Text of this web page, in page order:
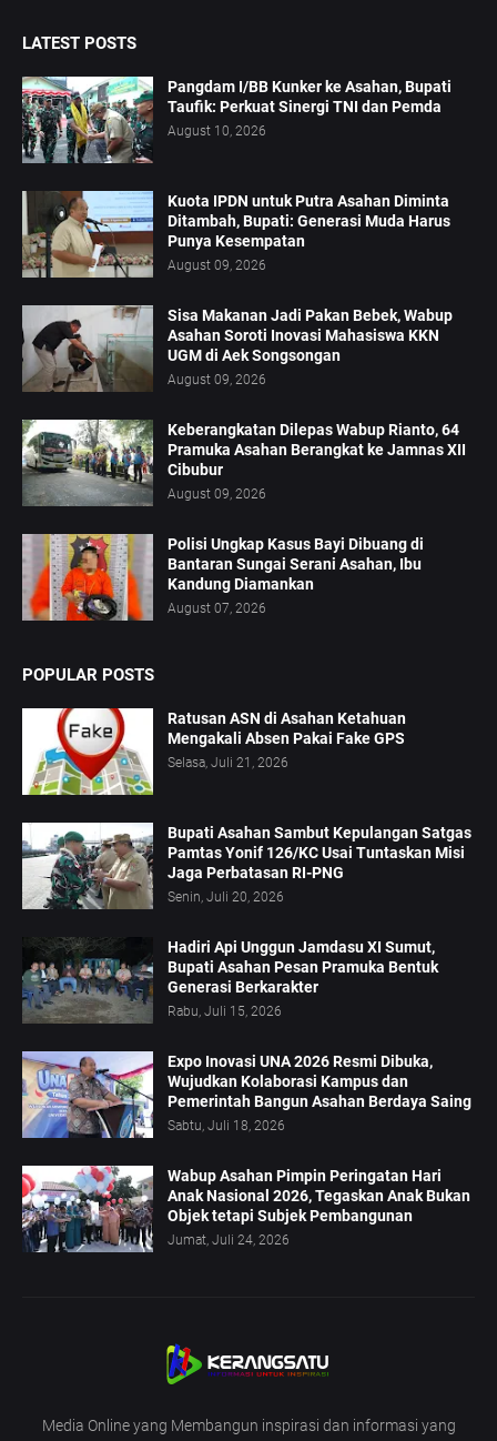
LATEST POSTS
Pangdam I/BB Kunker ke Asahan, Bupati
Taufik: Perkuat Sinergi TNI dan Pemda
August 10, 2026
Kuota IPDN untuk Putra Asahan Diminta
Ditambah, Bupati: Generasi Muda Harus
Punya Kesempatan
August 09, 2026
Sisa Makanan Jadi Pakan Bebek, Wabup
Asahan Soroti Inovasi Mahasiswa KKN
UGM di Aek Songsongan
August 09, 2026
Keberangkatan Dilepas Wabup Rianto, 64
Pramuka Asahan Berangkat ke Jamnas XII
Cibubur
August 09, 2026
Polisi Ungkap Kasus Bayi Dibuang di
Bantaran Sungai Serani Asahan, Ibu
Kandung Diamankan
August 07, 2026
POPULAR POSTS
Ratusan ASN di Asahan Ketahuan
Mengakali Absen Pakai Fake GPS
Selasa, Juli 21, 2026
Bupati Asahan Sambut Kepulangan Satgas
Pamtas Yonif 126/KC Usai Tuntaskan Misi
Jaga Perbatasan RI-PNG
Senin, Juli 20, 2026
Hadiri Api Unggun Jamdasu XI Sumut,
Bupati Asahan Pesan Pramuka Bentuk
Generasi Berkarakter
Rabu, Juli 15, 2026
Expo Inovasi UNA 2026 Resmi Dibuka,
Wujudkan Kolaborasi Kampus dan
Pemerintah Bangun Asahan Berdaya Saing
Sabtu, Juli 18, 2026
Wabup Asahan Pimpin Peringatan Hari
Anak Nasional 2026, Tegaskan Anak Bukan
Objek tetapi Subjek Pembangunan
Jumat, Juli 24, 2026
Media Online yang Membangun inspirasi dan informasi yang